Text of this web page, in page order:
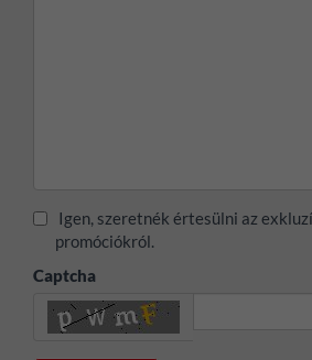
Igen, szeretnék értesülni az
promóciókról.
Captcha